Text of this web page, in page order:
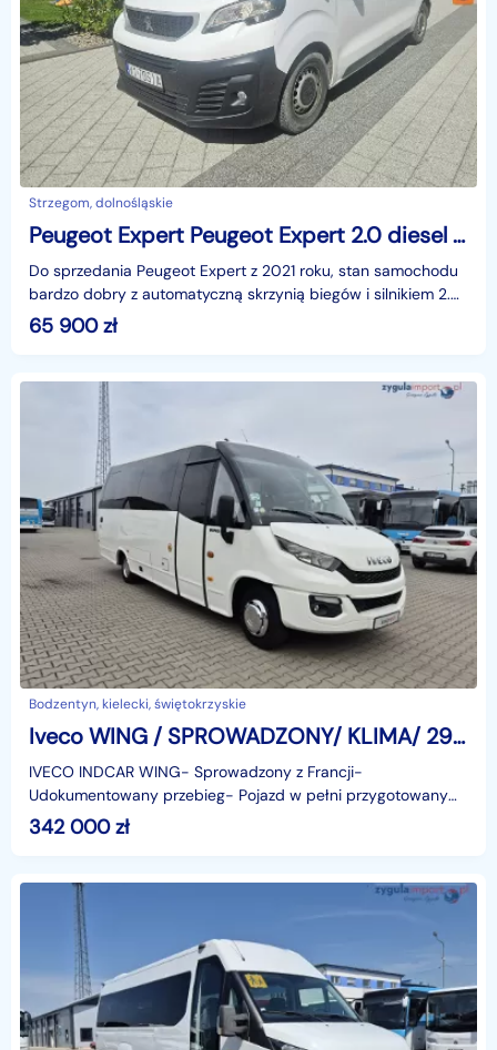
Strzegom, dolnośląskie
Peugeot Expert Peugeot Expert 2.0 diesel 177 km AUTOMAT
Do sprzedania Peugeot Expert z 2021 roku, stan samochodu
bardzo dobry z automatyczną skrzynią biegów i silnikiem 2.0
diesel o mocy 177 km .Auto posiada bogate w
65 900zł
Bodzentyn, kielecki, świętokrzyskie
Iveco WING / SPROWADZONY/ KLIMA/ 29 MIEJSC
IVECO INDCAR WING- Sprowadzony z Francji-
Udokumentowany przebieg- Pojazd w pełni przygotowany
do rejestracji- Alkomat- Tempomat- Euro 6- Webasto-
Klimatyzacja-
342 000zł